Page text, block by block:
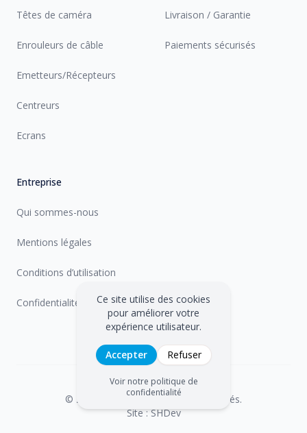
Têtes de caméra
Enrouleurs de câble
Emetteurs/Récepteurs
Centreurs
Ecrans
Entreprise
Qui sommes-nous
Mentions légales
Conditions d’utilisation
Confidentialité
Livraison / Garantie
Paiements sécurisés
© 2026
Inspecam. Tous droits réservés.
Site : SHDev
Ce site utilise des cookies
pour améliorer votre
expérience utilisateur.
Accepter Refuser
Voir notre politique de
confidentialité